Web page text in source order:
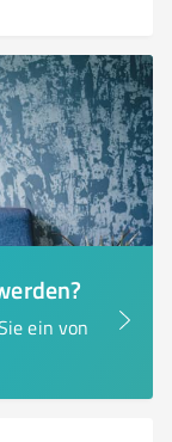
ein von